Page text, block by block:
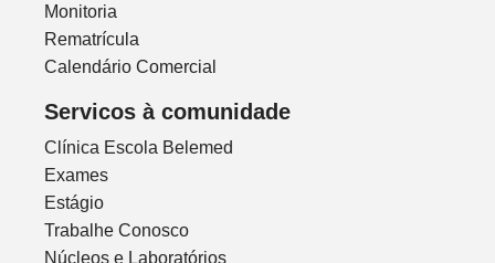
Monitoria
Rematrícula
Calendário Comercial
Servicos à comunidade
Clínica Escola Belemed
Exames
Estágio
Trabalhe Conosco
Núcleos e Laboratórios